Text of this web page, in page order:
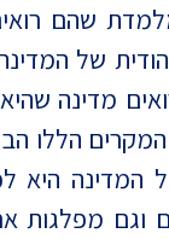
שהם
של
מדינה
הללו
המדינה היא
וגם מפלגות